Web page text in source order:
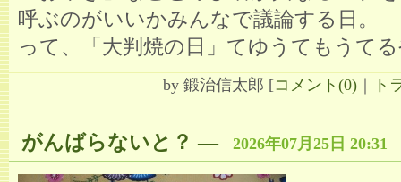
呼ぶのがいいかみんなで議論する日。
って、「大判焼の日」てゆうてもうて
by 鍛治信太郎 [コメント(0) ｜ ト
がんばらないと？ ― 2026年07月25日 20:31